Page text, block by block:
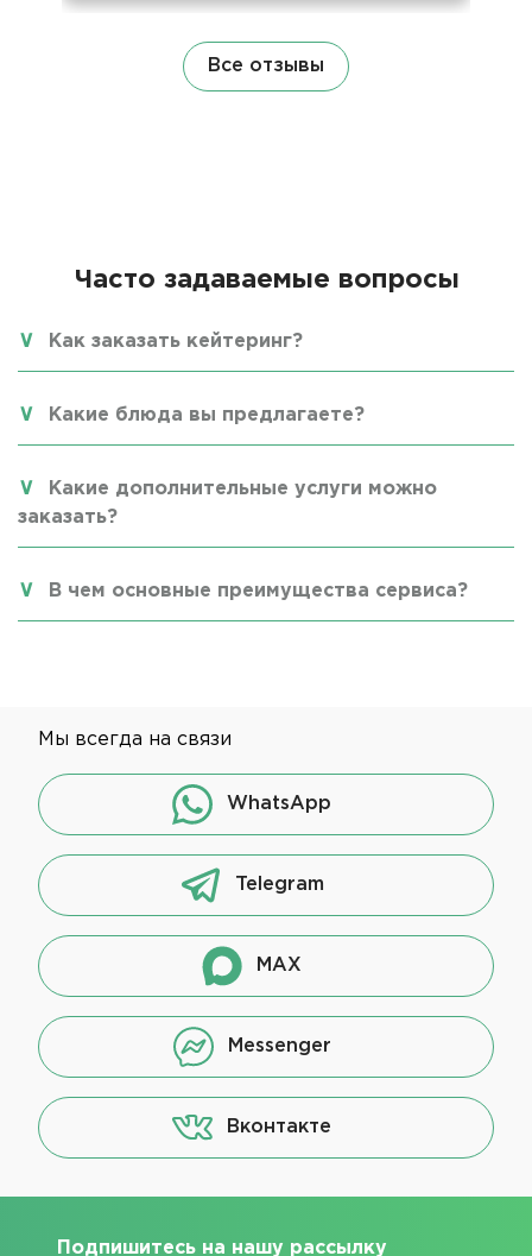
Все отзывы
Часто задаваемые вопросы
Как заказать кейтеринг?
Какие блюда вы предлагаете?
Какие дополнительные услуги можно
заказать?
В чем основные преимущества сервиса?
Мы всегда на связи
WhatsApp
Telegram
MAX
Messenger
Вконтакте
Подпишитесь на нашу рассылку